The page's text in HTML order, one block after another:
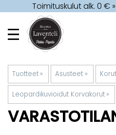
Toimituskulut alk. 0 € »
Tuotteet ‪» Asusteet ‪» Korut
Leopardikuvioidut Korvakorut ‪»